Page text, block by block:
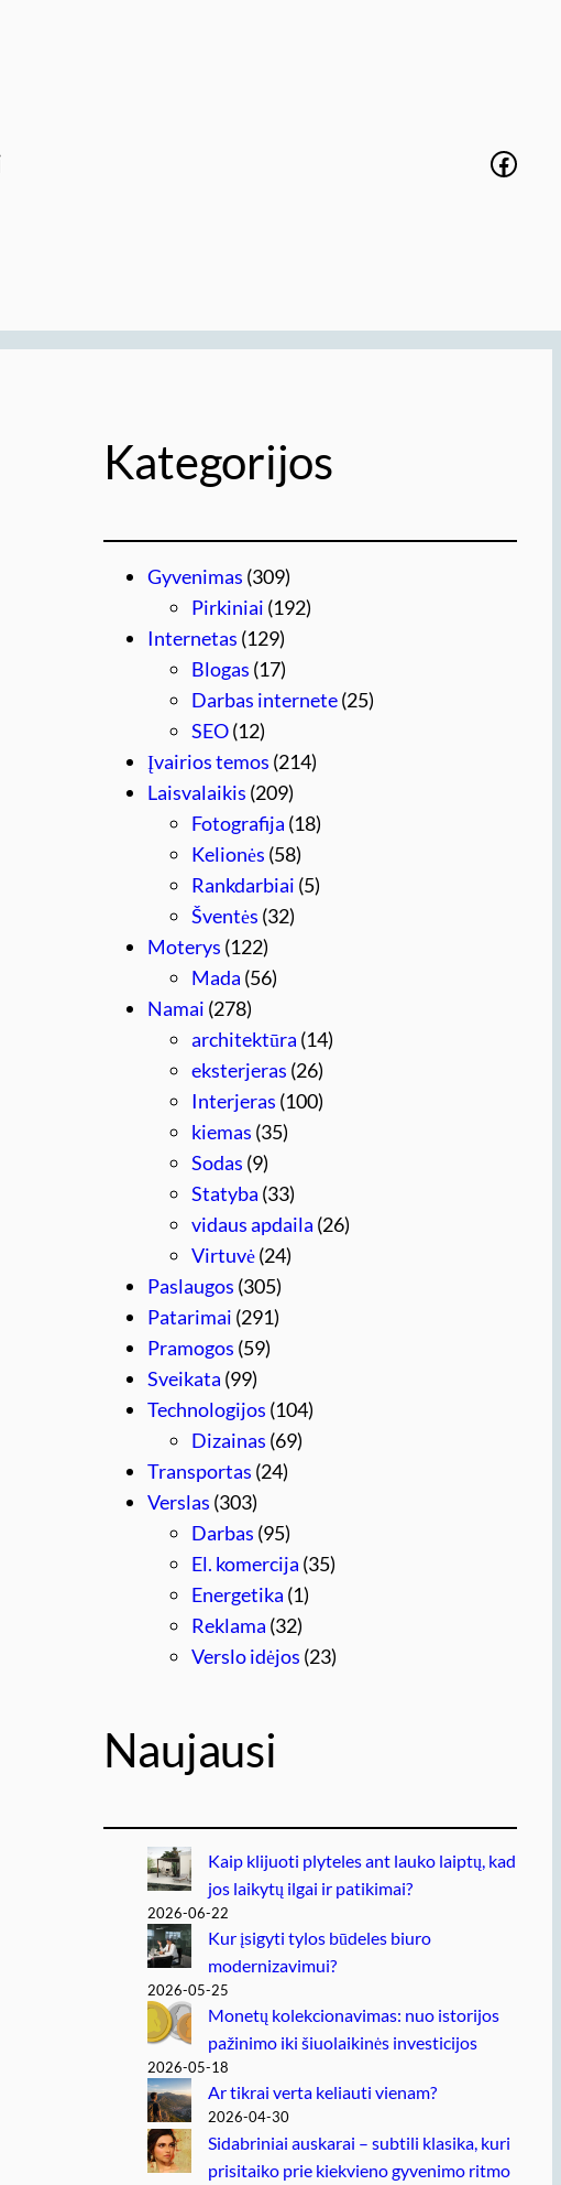
Kategorijos
Gyvenimas (309)
Pirkiniai (192)
Internetas (129)
Blogas (17)
Darbas internete(25)
SEO(12)
Įvairios temos (214)
Laisvalaikis (209)
Fotografija (18)
Kelionės (58)
Rankdarbiai (5)
Šventės (32)
Moterys (122)
Mada (56)
Namai (278)
architektūra (14)
eksterjeras (26)
Interjeras (100)
kiemas (35)
Sodas (9)
Statyba (33)
vidaus apdaila (26)
Virtuvė(24)
Paslaugos (305)
Patarimai (291)
Pramogos (59)
Sveikata (99)
Technologijos (104)
Dizainas (69)
Transportas (24)
Verslas (303)
Darbas (95)
El. komercija (35)
Energetika (1)
Reklama (32)
Verslo idėjos (23)
Naujausi
Kaip klijuoti plyteles ant lauko laiptų, kad
jos laikytų ilgai ir patikimai?
2026-06-22
Kur įsigyti tylos būdeles biuro
modernizavimui?
2026-05-25
Monetų kolekcionavimas: nuo istorijos
pažinimo iki šiuolaikinės investicijos
2026-05-18
Ar tikrai verta keliauti vienam?
2026-04-30
Sidabriniai auskarai – subtili klasika, kuri
prisitaiko prie kiekvieno gyvenimo ritmo